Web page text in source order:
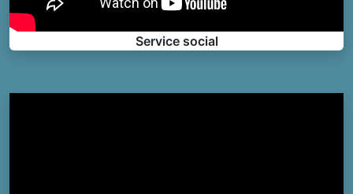
Service social